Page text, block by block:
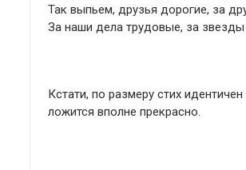
Так выпьем, друзья дорогие, за
За наши дела трудовые, за
Кстати, по размеру стих
ложится вполне прекрасно.